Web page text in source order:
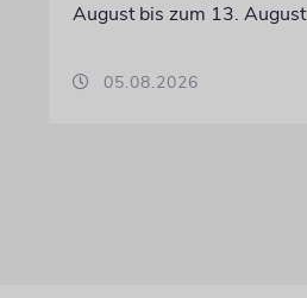
August bis zum 13. August
05.08.2026